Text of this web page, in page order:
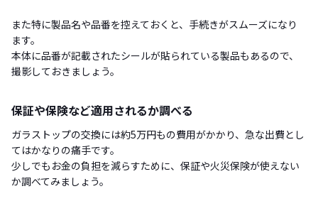
また特に製品名や品番を控えておくと、手続きがスムーズになり
ます。
本体に品番が記載されたシールが貼られている製品もあるので、
撮影しておきましょう。
保証や保険など適用されるか調べる
ガラストップの交換には約5万円もの費用がかかり、急な出費とし
てはかなりの痛手です。
少しでもお金の負担を減らすために、保証や火災保険が使えない
か調べてみましょう。